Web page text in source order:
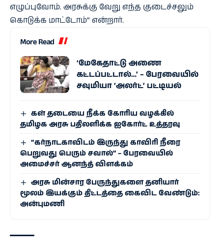
எழுப்புவோம். அரசுக்கு வேறு எந்த குடைச்சலும்
கொடுக்க மாட்டோம்” என்றார்.
More Read
‘மேகேதாட்டு அணை
கட்டப்பட்டால்…’ – பேரவையில்
சவுமியா ‘அலர்ட்’ பட்டியல்
கள் தடையை நீக்க கோரிய வழக்கில்
தமிழக அரசு பதிலளிக்க ஐகோர்ட் உத்தரவு
“கர்நாடகாவிடம் இருந்து காவிரி நீரை
பெறுவது பெரும் சவால்” – பேரவையில்
அமைச்சர் ஆனந்த் விளக்கம்
அரசு மின்சார பேருந்துகளை தனியார்
மூலம் இயக்கும் திட்டத்தை கைவிட வேண்டும்:
அன்புமணி